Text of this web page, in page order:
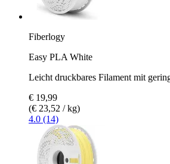
Fiberlogy
Easy PLA White
Leicht druckbares Filament mit
€ 19,99
(€ 23,52 / kg)
4.0 (14)